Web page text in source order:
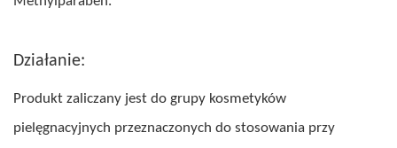
Działanie:
Produkt zaliczany jest do grupy kosmetyków
pielęgnacyjnych przeznaczonych do stosowania przy